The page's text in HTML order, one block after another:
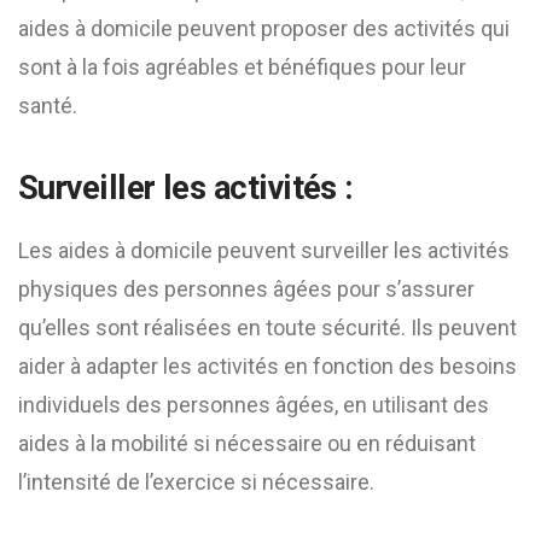
aides à domicile peuvent proposer des activités qui
sont à la fois agréables et bénéfiques pour leur
santé.
Surveiller les activités :
Les aides à domicile peuvent surveiller les activités
physiques des personnes âgées pour s’assurer
qu’elles sont réalisées en toute sécurité. Ils peuvent
aider à adapter les activités en fonction des besoins
individuels des personnes âgées, en utilisant des
aides à la mobilité si nécessaire ou en réduisant
l’intensité de l’exercice si nécessaire.